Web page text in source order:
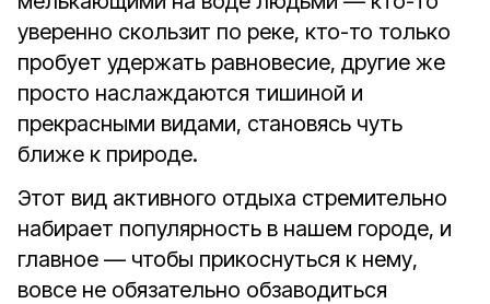
уверенно скользит по реке, кто-то только
пробует удержать равновесие, другие же
просто наслаждаются тишиной и
прекрасными видами, становясь чуть
ближе к природе.
Этот вид активного отдыха стремительно
набирает популярность в нашем городе, и
главное — чтобы прикоснуться к нему,
вовсе не обязательно обзаводиться